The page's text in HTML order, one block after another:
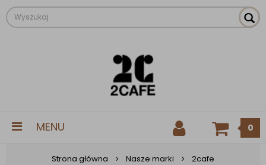
MENU 0
Strona główna Nasze marki
2cafe